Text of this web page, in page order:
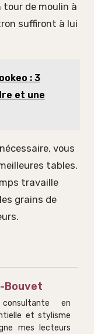
tour de moulin à
suffiront à lui
: 3
et une
vous
tables.
travaille
grains de
Bouvet
en
et stylisme
mes lecteurs